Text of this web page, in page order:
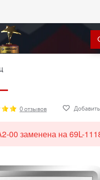
0 отзывов
00 заменена на 69L-